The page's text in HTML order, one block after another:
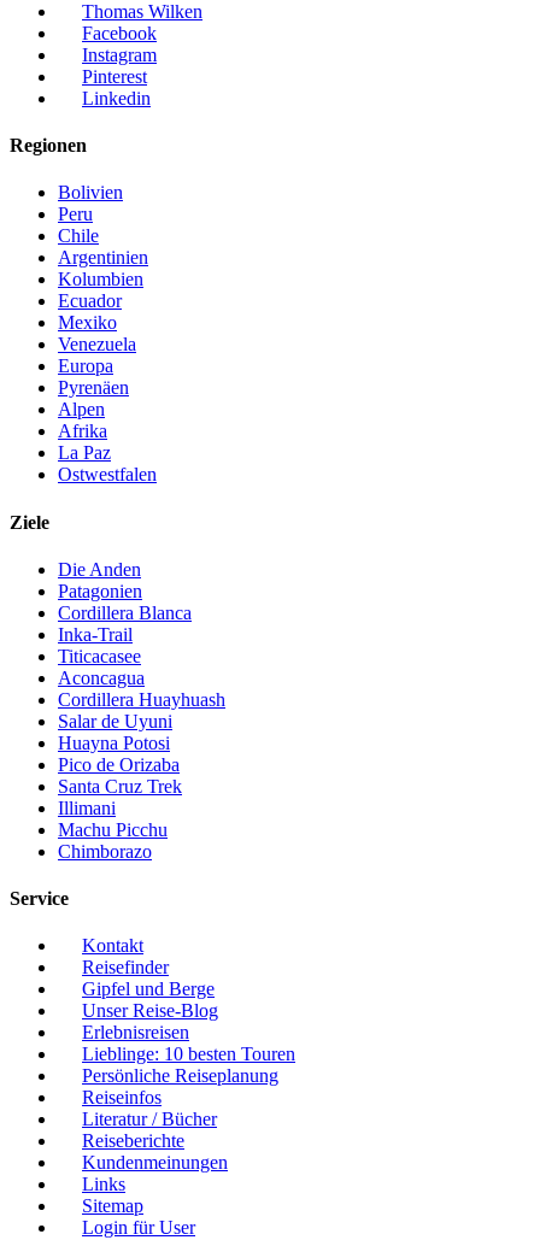
Thomas Wilken
Facebook
Instagram
Pinterest
Linkedin
Regionen
Bolivien
Peru
Chile
Argentinien
Kolumbien
Ecuador
Mexiko
Venezuela
Europa
Pyrenäen
Alpen
Afrika
La Paz
Ostwestfalen
Ziele
Die Anden
Patagonien
Cordillera Blanca
Inka-Trail
Titicacasee
Aconcagua
Cordillera Huayhuash
Salar de Uyuni
Huayna Potosi
Pico de Orizaba
Santa Cruz Trek
Illimani
Machu Picchu
Chimborazo
Service
Kontakt
Reisefinder
Gipfel und Berge
Unser Reise-Blog
Erlebnisreisen
Lieblinge: 10 besten Touren
Persönliche Reiseplanung
Reiseinfos
Literatur / Bücher
Reiseberichte
Kundenmeinungen
Links
Sitemap
Login für User